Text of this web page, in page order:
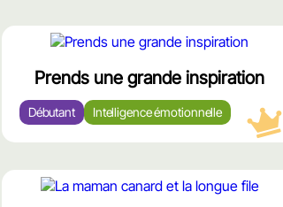
محتوى
Prends une grande inspiration
Débutant Intelligence émotionnelle
محتوى